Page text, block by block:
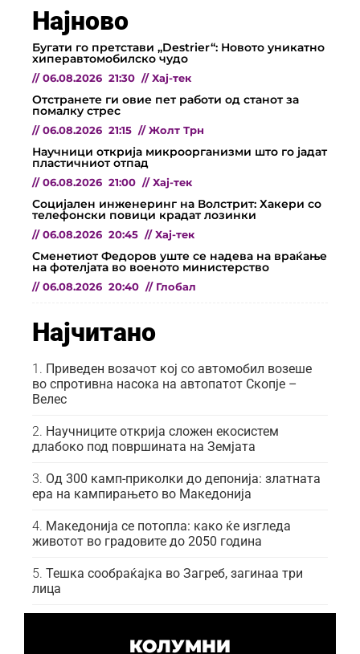
Најново
Бугати го претстави „Destrier“: Новото уникатно
хиперавтомобилско чудо
// 06.08.2026 21:30 // Хај-тек
Отстранете ги овие пет работи од станот за
помалку стрес
// 06.08.2026 21:15 // Жолт Трн
Научници открија микроорганизми што го јадат
пластичниот отпад
// 06.08.2026 21:00 // Хај-тек
Социјален инженеринг на Волстрит: Хакери со
телефонски повици крадат лозинки
// 06.08.2026 20:45 // Хај-тек
Сменетиот Федоров уште се надева на враќање
на фотелјата во военото министерство
// 06.08.2026 20:40 // Глобал
Најчитано
Приведен возачот кој со автомобил возеше
во спротивна насока на автопатот Скопје –
Велес
Научниците открија сложен екосистем
длабоко под површината на Земјата
Од 300 камп-приколки до депонија: златната
ера на кампирањето во Македонија
Македонија се потопла: како ќе изгледа
животот во градовите до 2050 година
Тешка сообраќајка во Загреб, загинаа три
лица
КОЛУМНИ